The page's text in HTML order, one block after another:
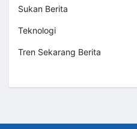
Sukan Berita
Teknologi
Tren Sekarang Berita